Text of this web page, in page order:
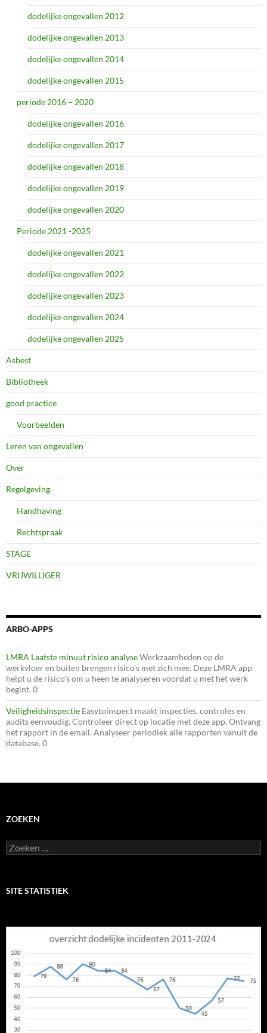
dodelijke ongevallen 2012
dodelijke ongevallen 2013
dodelijke ongevallen 2014
dodelijke ongevallen 2015
periode 2016 – 2020
dodelijke ongevallen 2016
dodelijke ongevallen 2017
dodelijke ongevallen 2018
dodelijke ongevallen 2019
dodelijke ongevallen 2020
Periode 2021 -2025
dodelijke ongevallen 2021
dodelijke ongevallen 2022
dodelijke ongevallen 2023
dodelijke ongevallen 2024
dodelijke ongevallen 2025
Asbest
Bibliotheek
good practice
Voorbeelden
Leren van ongevallen
Over
Regelgeving
Handhaving
Rechtspraak
STAGE
VRIJWILLIGER
ARBO-APPS
LMRA Laatste minuut risico analyseWerkzaamheden op de
werkvloer en buiten brengen risico’s met zich mee. Deze LMRA app
helpt u de risico’s om u heen te analyseren voordat u met het werk
begint. 0
Veiligheidsinspectie Easytoinspect maakt inspecties, controles en
audits eenvoudig. Controleer direct op locatie met deze app. Ontvang
het rapport in de email. Analyseer periodiek alle rapporten vanuit de
database. 0
ZOEKEN
Zoeken
naar:
SITE STATISTIEK